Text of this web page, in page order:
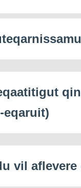
eqaruit)
vil